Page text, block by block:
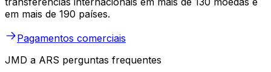
em mais de 190 países.
Pagamentos comerciais
JMD a ARS perguntas frequentes